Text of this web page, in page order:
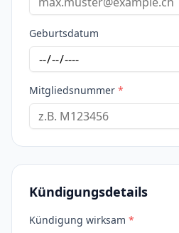
Geburtsdatum
Mitgliedsnummer *
Kündigungsdetails
Kündigung wirksam *